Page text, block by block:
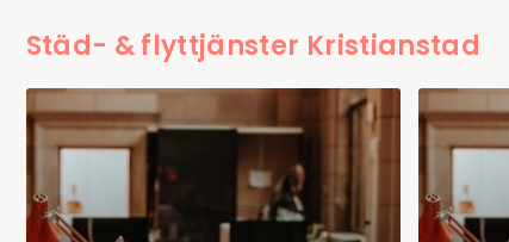
Städ- & flyttjänster Kristianstad